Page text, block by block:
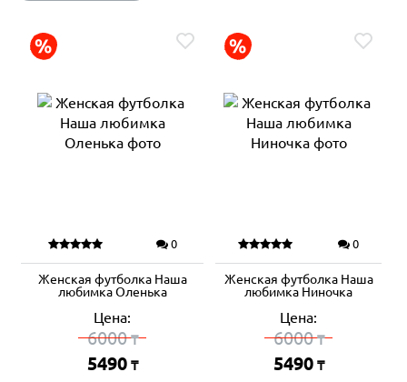
0
Женская футболка Наша
любимка Оленька
Цена:
6000₸
5490 ₸
0
Женская футболка Наша
любимка Ниночка
Цена:
6000₸
5490 ₸